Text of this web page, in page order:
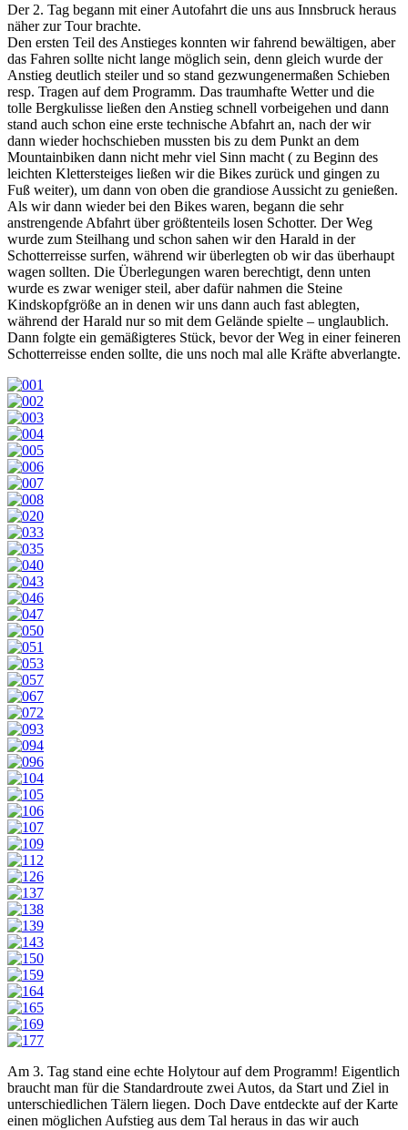
Der 2. Tag begann mit einer Autofahrt die uns aus Innsbruck heraus
näher zur Tour brachte.
Den ersten Teil des Anstieges konnten wir fahrend bewältigen, aber
das Fahren sollte nicht lange möglich sein, denn gleich wurde der
Anstieg deutlich steiler und so stand gezwungenermaßen Schieben
resp. Tragen auf dem Programm. Das traumhafte Wetter und die
tolle Bergkulisse ließen den Anstieg schnell vorbeigehen und dann
stand auch schon eine erste technische Abfahrt an, nach der wir
dann wieder hochschieben mussten bis zu dem Punkt an dem
Mountainbiken dann nicht mehr viel Sinn macht ( zu Beginn des
leichten Klettersteiges ließen wir die Bikes zurück und gingen zu
Fuß weiter), um dann von oben die grandiose Aussicht zu genießen.
Als wir dann wieder bei den Bikes waren, begann die sehr
anstrengende Abfahrt über größtenteils losen Schotter. Der Weg
wurde zum Steilhang und schon sahen wir den Harald in der
Schotterreisse surfen, während wir überlegten ob wir das überhaupt
wagen sollten. Die Überlegungen waren berechtigt, denn unten
wurde es zwar weniger steil, aber dafür nahmen die Steine
Kindskopfgröße an in denen wir uns dann auch fast ablegten,
während der Harald nur so mit dem Gelände spielte – unglaublich.
Dann folgte ein gemäßigteres Stück, bevor der Weg in einer feineren
Schotterreisse enden sollte, die uns noch mal alle Kräfte abverlangte.
Am 3. Tag stand eine echte Holytour auf dem Programm! Eigentlich
braucht man für die Standardroute zwei Autos, da Start und Ziel in
unterschiedlichen Tälern liegen. Doch Dave entdeckte auf der Karte
einen möglichen Aufstieg aus dem Tal heraus in das wir auch